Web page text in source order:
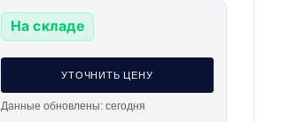
На складе
УТОЧНИТЬ ЦЕНУ
Данные обновлены: сегодня